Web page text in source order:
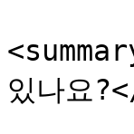
있나요